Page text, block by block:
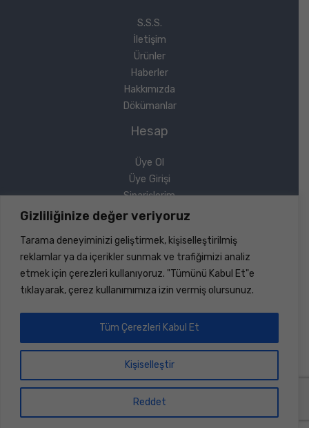
Gizliliğinize değer veriyoruz
Tarama deneyiminizi geliştirmek, kişiselleştirilmiş
reklamlar ya da içerikler sunmak ve trafiğimizi analiz
etmek için çerezleri kullanıyoruz. "Tümünü Kabul Et"e
tıklayarak, çerez kullanımımıza izin vermiş olursunuz.
Kişiselleştir
Reddet
Tüm Çerezleri Kabul Et
S.S.S.
İletişim
Ürünler
Haberler
Hakkımızda
Dökümanlar
Hesap
Üye Ol
Üye Girişi
Siparişlerim
Sipariş Takip
Yasal
Gizlilik Politikası
Copyright © 2026 Sinerji Rulman | Her Hakkı Saklıdır |
Dizayn ve KodlamaBilişim Marketi